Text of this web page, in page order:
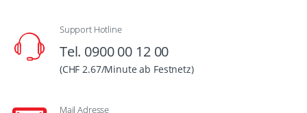
Support Hotline
Tel. 0900 00 12 00
(CHF 2.67/Minute ab Festnetz)
Mail Adresse